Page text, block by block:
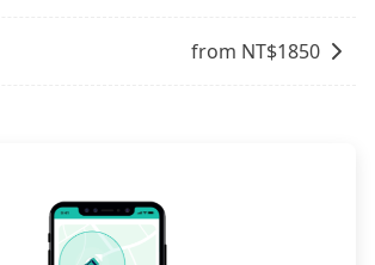
from NT$1850